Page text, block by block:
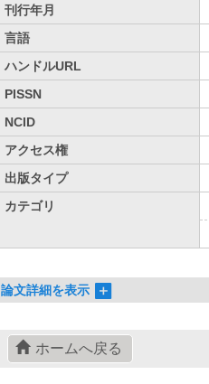
刊行年月
言語
ハンドルURL
PISSN
NCID
アクセス権
出版タイプ
カテゴリ
論文詳細を表示
ホームへ戻る